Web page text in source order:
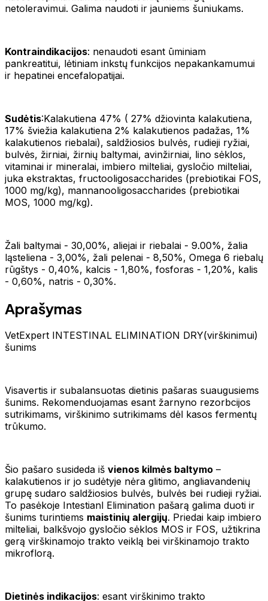
netoleravimui. Galima naudoti ir jauniems šuniukams.
Kontraindikacijos: nenaudoti esant ūminiam
pankreatitui, lėtiniam inkstų funkcijos nepakankamumui
ir hepatinei encefalopatijai.
Sudėtis:Kalakutiena 47% ( 27% džiovinta kalakutiena,
17% šviežia kalakutiena 2% kalakutienos padažas, 1%
kalakutienos riebalai), saldžiosios bulvės, rudieji ryžiai,
bulvės, žirniai, žirnių baltymai, avinžirniai, lino sėklos,
vitaminai ir mineralai, imbiero milteliai, gysločio milteliai,
juka ekstraktas, fructooligosaccharides (prebiotikai FOS,
1000 mg/kg), mannanooligosaccharides (prebiotikai
MOS, 1000 mg/kg).
Žali baltymai - 30,00%, aliejai ir riebalai - 9.00%, žalia
ląsteliena - 3,00%, žali pelenai - 8,50%, Omega 6 riebalų
rūgštys - 0,40%, kalcis - 1,80%, fosforas - 1,20%, kalis
- 0,60%, natris - 0,30%.
Aprašymas
VetExpert INTESTINAL ELIMINATION DRY(virškinimui)
šunims
Visavertis ir subalansuotas dietinis pašaras suaugusiems
šunims. Rekomenduojamas esant žarnyno rezorbcijos
sutrikimams, virškinimo sutrikimams dėl kasos fermentų
trūkumo.
Šio pašaro susideda iš vienos kilmės baltymo –
kalakutienos ir jo sudėtyje nėra glitimo, angliavandenių
grupę sudaro saldžiosios bulvės, bulvės bei rudieji ryžiai.
To pasėkoje Intestianl Elimination pašarą galima duoti ir
šunims turintiems maistinių alergijų. Priedai kaip imbiero
milteliai, balkšvojo gysločio sėklos MOS ir FOS, užtikrina
gerą virškinamojo trakto veiklą bei virškinamojo trakto
mikroflorą.
Dietinės indikacijos: esant virškinimo trakto